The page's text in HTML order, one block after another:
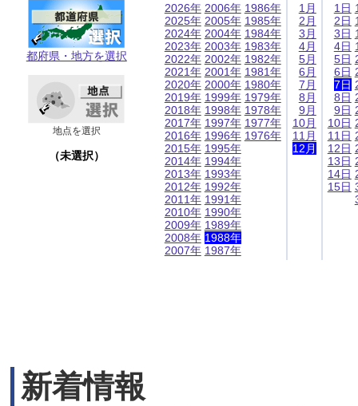
都府県・地方を選択
地点を選択
（未選択）
2026年
2025年
2024年
2023年
2022年
2021年
2020年
2019年
2018年
2017年
2016年
2015年
2014年
2013年
2012年
2011年
2010年
2009年
2008年
2007年
2006年
2005年
2004年
2003年
2002年
2001年
2000年
1999年
1998年
1997年
1996年
1995年
1994年
1993年
1992年
1991年
1990年
1989年
1988年
1987年
1986年
1985年
1984年
1983年
1982年
1981年
1980年
1979年
1978年
1977年
1976年
1月
2月
3月
4月
5月
6月
7月
8月
9月
10月
11月
12月
1日
2日
3日
4日
5日
6日
7日
8日
9日
10日
11日
12日
13日
14日
15日
新着情報